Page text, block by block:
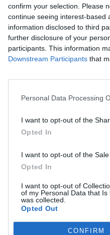
confirm your selection. Please
continue seeing interest-based
information disclosed to third
further disclosure of your
participants. This information
Downstream Participants that
Personal Data Processing
I want to opt-out of the
Opted In
I want to opt-out of the
Opted In
I want to opt-out of
of my Personal Data that
was collected.
Opted Out
CONFIRM
Téléchargements Photos